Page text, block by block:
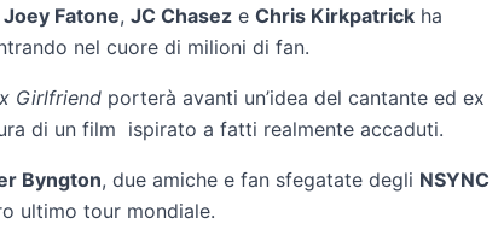
Joey Fatone, JC Chasez e Chris Kirkpatrick ha
nel cuore di milioni di fan.
Girlfriend porterà avanti un’idea del cantante ed ex
di un film ispirato a fatti realmente accaduti.
Byngton, due amiche e fan sfegatate degli NSYNC
ultimo tour mondiale.